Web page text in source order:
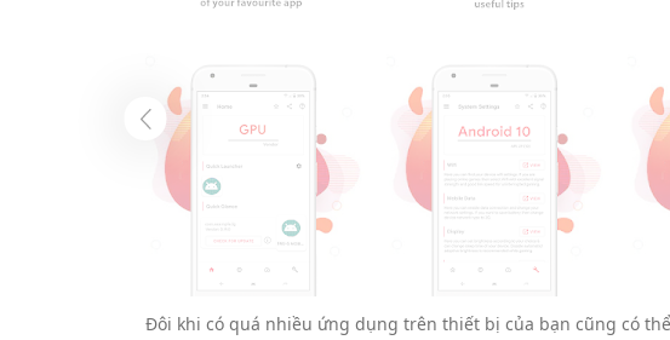
Đôi khi có quá nhiều ứng dụng trên thiết bị của bạn cũng có